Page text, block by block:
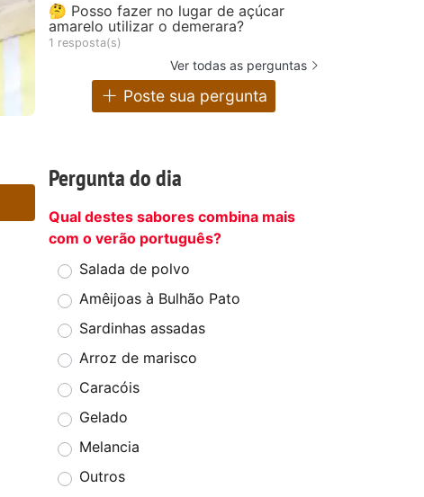
🤔 Posso fazer no lugar de açúcar
amarelo utilizar o demerara?
1 resposta(s)
Ver todas as perguntas
Poste sua pergunta
Pergunta do dia
Qual destes sabores combina mais
com o verão português?
Salada de polvo
Amêijoas à Bulhão Pato
Sardinhas assadas
Arroz de marisco
Caracóis
Gelado
Melancia
Outros